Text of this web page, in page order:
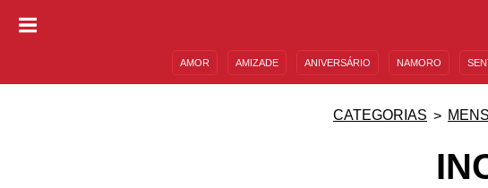
AMOR AMIZADE ANIVERSÁRIO NAMORO
CATEGORIAS